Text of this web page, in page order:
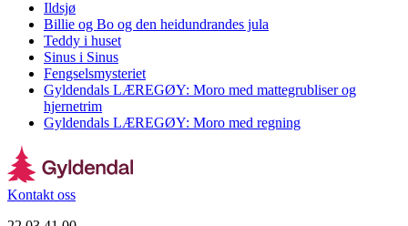
Ildsjø
Billie og Bo og den heidundrandes jula
Teddy i huset
Sinus i Sinus
Fengselsmysteriet
Gyldendals LÆREGØY: Moro med mattegrubliser og
hjernetrim
Gyldendals LÆREGØY: Moro med regning
Kontakt oss